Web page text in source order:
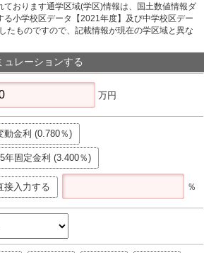
ております通学区域(学区)情報は、国土数値情報ダ
る小学校区データ【2021年度】及び中学校区デー
たものですので、記載情報が現在の学区域と異な
ュレーションする
万円
動金利 (0.780％)
年固定金利 (3.400％)
接入力する ％